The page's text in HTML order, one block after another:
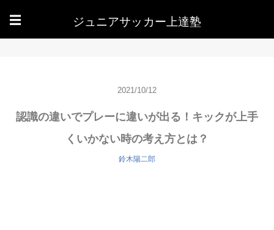
☰ ジュニアサッカー上達塾
2021/10/12
認識の違いでプレーに違いが出る！キックが上手
くいかない時の考え方とは？
鈴木陽二郎